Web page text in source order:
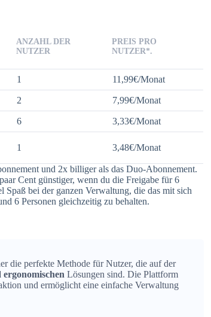
ANZAHL DER
NUTZER
PREIS PRO
NUTZER*.
1 11,99€/Monat
2 7,99€/Monat
6 3,33€/Monat
1 3,48€/Monat
und 2x billiger als das Duo-Abonnement.
Cent günstiger, wenn du die Freigabe für 6
bei der ganzen Verwaltung, die das mit sich
6 Personen gleichzeitig zu behalten.
die perfekte Methode für Nutzer, die auf der
Lösungen sind. Die Plattform
und ermöglicht eine einfache Verwaltung